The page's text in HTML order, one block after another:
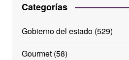
Categorías
Gobierno del estado(529)
Gourmet(58)